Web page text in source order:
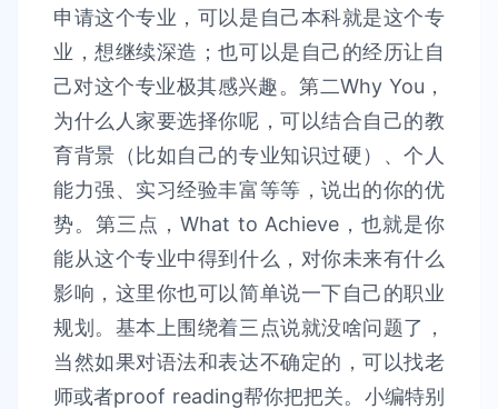
申请这个专业，可以是自己本科就是这个专
业，想继续深造；也可以是自己的经历让自
己对这个专业极其感兴趣。第二Why You，
为什么人家要选择你呢，可以结合自己的教
育背景（比如自己的专业知识过硬）、个人
能力强、实习经验丰富等等，说出的你的优
势。第三点，What to Achieve，也就是你
能从这个专业中得到什么，对你未来有什么
影响，这里你也可以简单说一下自己的职业
规划。基本上围绕着三点说就没啥问题了，
当然如果对语法和表达不确定的，可以找老
师或者proof reading帮你把把关。小编特别